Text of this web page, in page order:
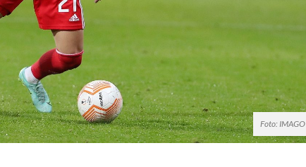
Foto: IMAGO